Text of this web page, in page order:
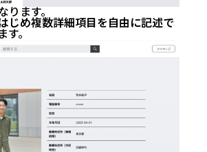
ます。
じめ複数詳細項目を自由に記述で
。